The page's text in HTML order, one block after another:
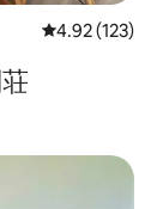
レビュー123
4.92 (123)